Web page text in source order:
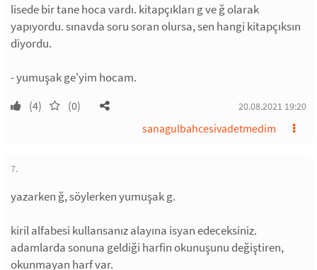
lisede bir tane hoca vardı. kitapçıkları g ve ğ olarak
yapıyordu. sınavda soru soran olursa, sen hangi kitapçıksın
diyordu.
- yumuşak ge'yim hocam.
(4) (0) 20.08.2021 19:20
sanagulbahcesivadetmedim
7.
yazarken ğ, söylerken yumuşak g.
kiril alfabesi kullansanız alayına isyan edeceksiniz.
adamlarda sonuna geldiği harfin okunuşunu değiştiren,
okunmayan harf var.